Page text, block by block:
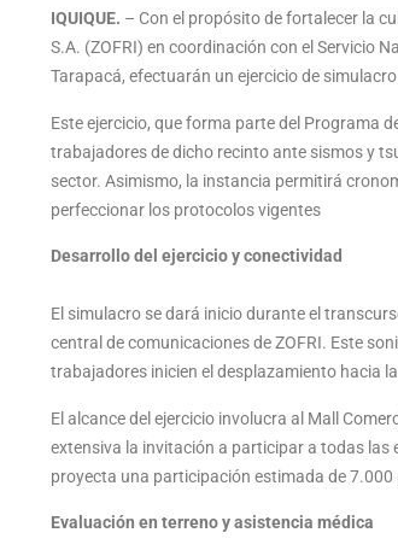
IQUIQUE. – Con el propósito de fortalecer la
S.A. (ZOFRI) en coordinación con el Servicio
Tarapacá, efectuarán un ejercicio de
Este ejercicio, que forma parte del Programa
trabajadores de dicho recinto ante sismos y
sector. Asimismo, la instancia permitirá
perfeccionar los protocolos vigentes
Desarrollo del ejercicio y conectividad
El simulacro se dará inicio durante el
central de comunicaciones de ZOFRI. Este
trabajadores inicien el desplazamiento hacia
El alcance del ejercicio involucra al Mall
extensiva la invitación a participar a todas las
proyecta una participación estimada de
Evaluación en terreno y asistencia médica